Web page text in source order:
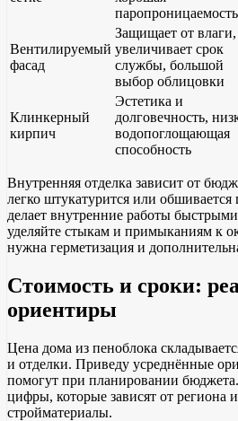
паропроницаемость
Вентилируемый
фасад
Защищает от влаги,
увеличивает срок
службы, большой
выбор облицовки
Клинкерный
кирпич
Эстетика и
долговечность,
водопоглощающая
способность
Внутренняя отделка зависит от
легко штукатурится или обшивается
делает внутренние работы
уделяйте стыкам и примыканиям к
нужна герметизация и
Стоимость и сроки:
ориентиры
Цена дома из пеноблока
и отделки. Приведу усреднённые
помогут при планировании
цифры, которые зависят от региона
стройматериалы.